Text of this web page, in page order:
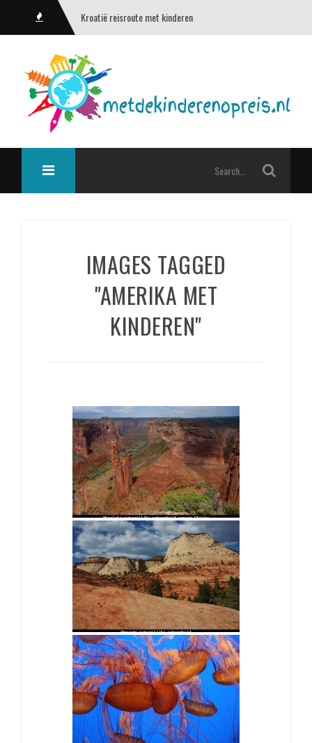
Kroatië reisroute met kinderen
IMAGES TAGGED
"AMERIKA MET
KINDEREN"